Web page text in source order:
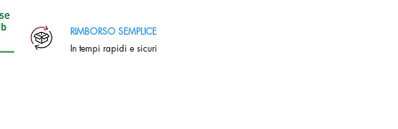
RIMBORSO SEMPLICE
In tempi rapidi e sicuri